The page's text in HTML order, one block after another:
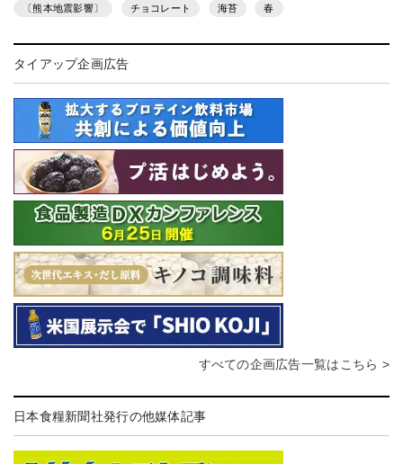
〔熊本地震影響〕 チョコレート 海苔 春
タイアップ企画広告
すべての企画広告一覧はこちら >
日本食糧新聞社発行の他媒体記事